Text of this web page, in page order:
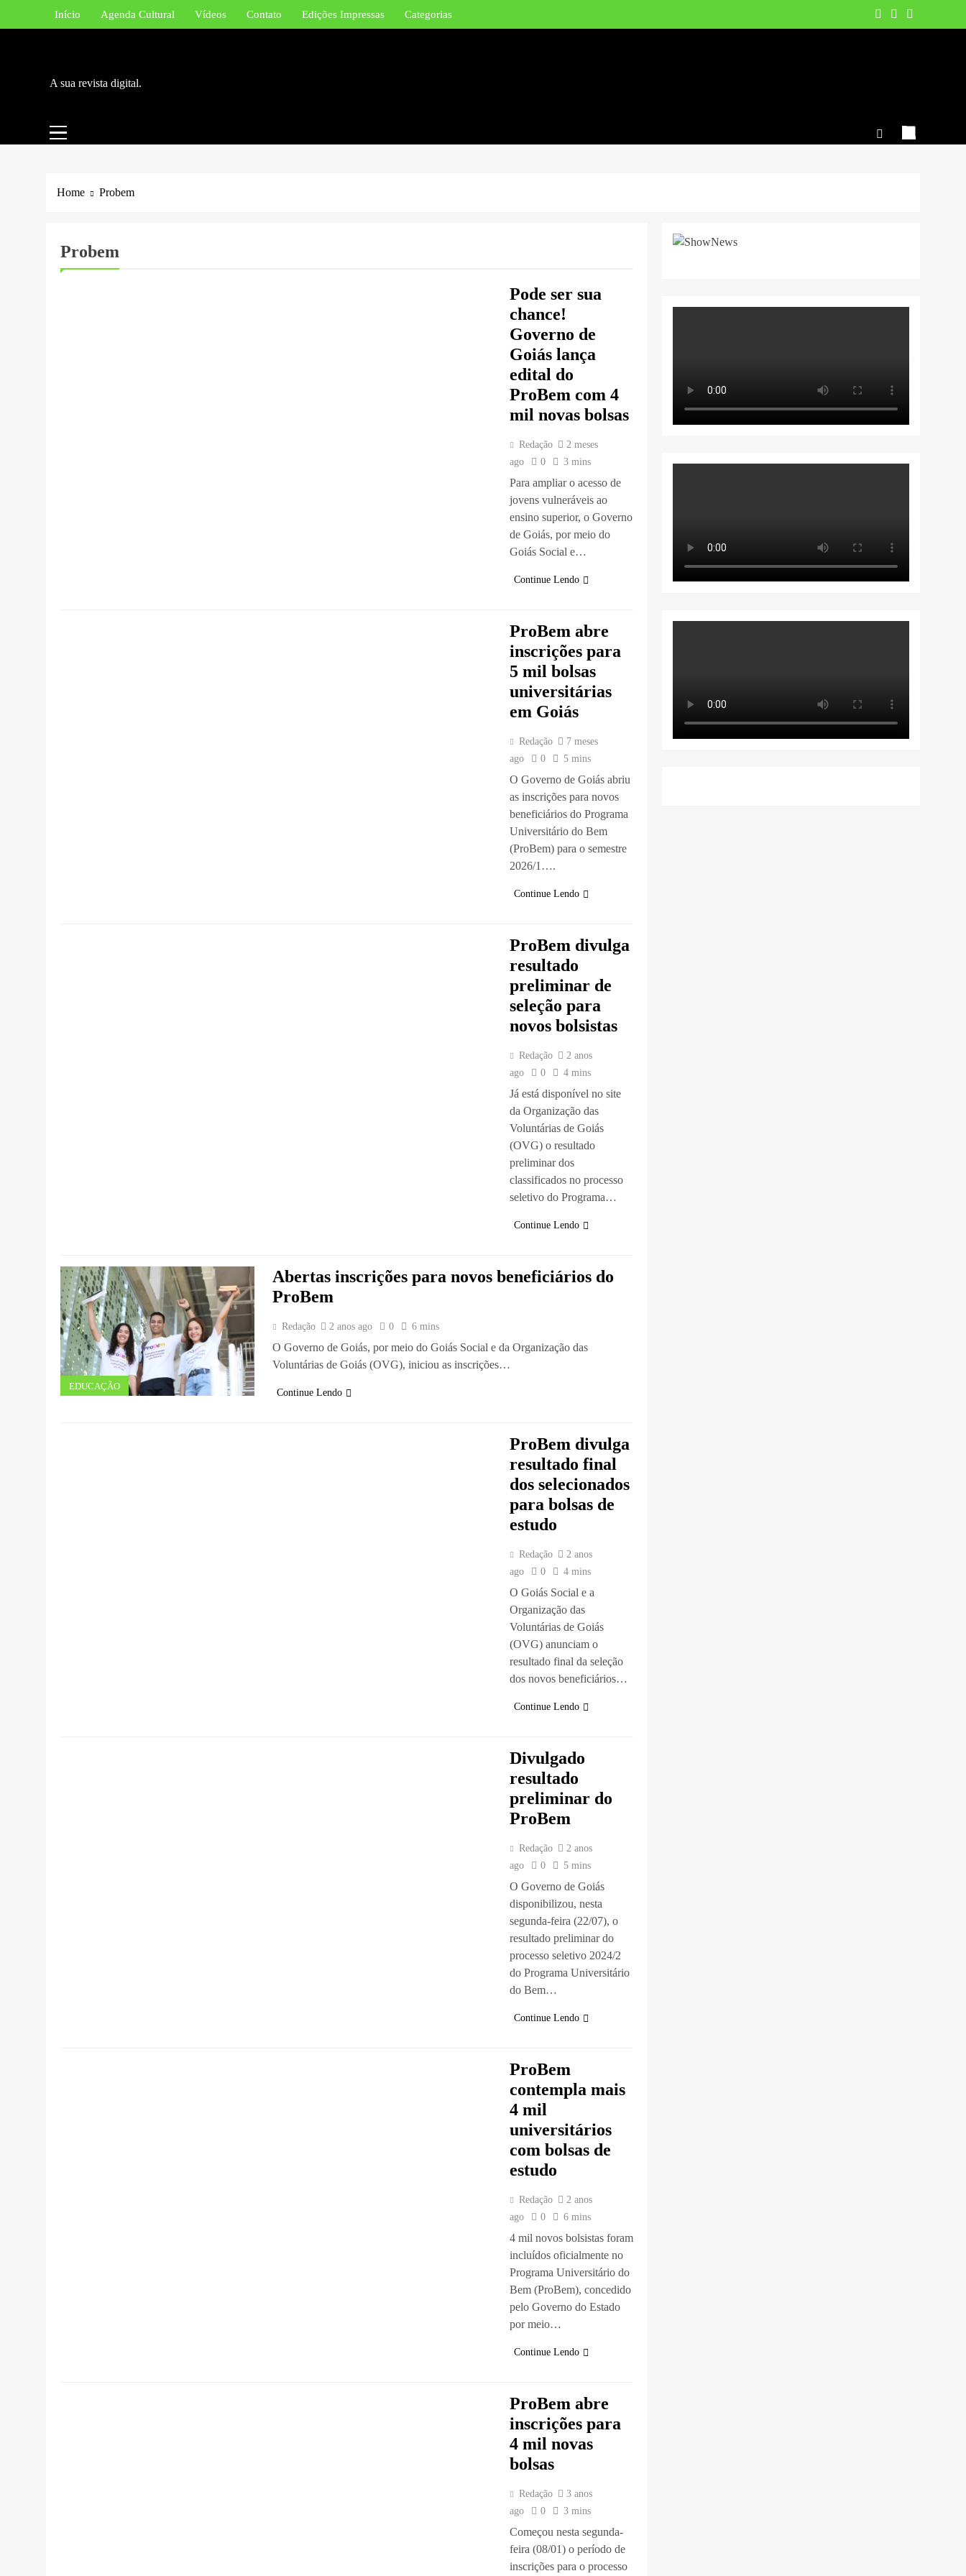
Início Agenda Cultural Vídeos Contato Edições Impressas Categorias
A sua revista digital.
Home Probem
Probem
Pode ser sua
chance!
Governo de
Goiás lança
edital do
ProBem com 4
mil novas bolsas
Redação
2 meses
ago
0 3 mins
Para ampliar o acesso de
jovens vulneráveis ao
ensino superior, o Governo
de Goiás, por meio do
Goiás Social e…
Continue Lendo
ProBem abre
inscrições para
5 mil bolsas
universitárias
em Goiás
Redação
7 meses
ago
0 5 mins
O Governo de Goiás abriu
as inscrições para novos
beneficiários do Programa
Universitário do Bem
(ProBem) para o semestre
2026/1….
Continue Lendo
ProBem divulga
resultado
preliminar de
seleção para
novos bolsistas
Redação
2 anos
ago
0 4 mins
Já está disponível no site
da Organização das
Voluntárias de Goiás
(OVG) o resultado
preliminar dos
classificados no processo
seletivo do Programa…
Continue Lendo
EDUCAÇÃO
Abertas inscrições para novos beneficiários do
ProBem
Redação 2 anos ago 0 6 mins
O Governo de Goiás, por meio do Goiás Social e da Organização das
Voluntárias de Goiás (OVG), iniciou as inscrições…
Continue Lendo
ProBem divulga
resultado final
dos selecionados
para bolsas de
estudo
Redação
2 anos
ago
0 4 mins
O Goiás Social e a
Organização das
Voluntárias de Goiás
(OVG) anunciam o
resultado final da seleção
dos novos beneficiários…
Continue Lendo
Divulgado
resultado
preliminar do
ProBem
Redação
2 anos
ago
0 5 mins
O Governo de Goiás
disponibilizou, nesta
segunda-feira (22/07), o
resultado preliminar do
processo seletivo 2024/2
do Programa Universitário
do Bem…
Continue Lendo
ProBem
contempla mais
4 mil
universitários
com bolsas de
estudo
Redação
2 anos
ago
0 6 mins
4 mil novos bolsistas foram
incluídos oficialmente no
Programa Universitário do
Bem (ProBem), concedido
pelo Governo do Estado
por meio…
Continue Lendo
ProBem abre
inscrições para
4 mil novas
bolsas
Redação
3 anos
ago
0 3 mins
Começou nesta segunda-
feira (08/01) o período de
inscrições para o processo